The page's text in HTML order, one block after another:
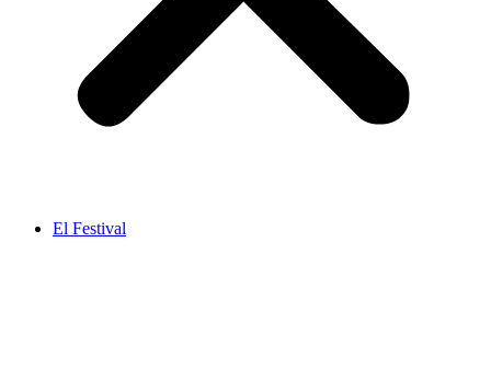
El Festival